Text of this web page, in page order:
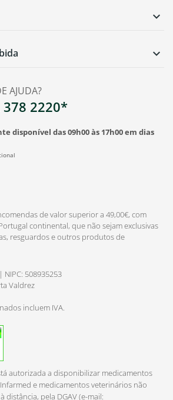
AJUDA?
378 2220*
disponível das 09h00 às 17h00 em dias


de valor superior a 49,00€, com
continental, que não sejam exclusivas
resguardos e outros produtos de
508935253
Valdrez
incluem IVA.
autorizada a disponibilizar medicamentos
e medicamentos veterinários não
distância, pela DGAV (e-mail: